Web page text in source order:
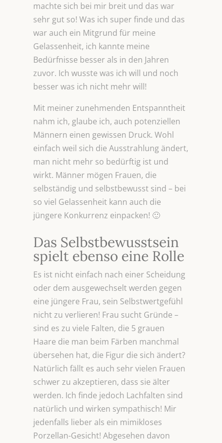
machte sich bei mir breit und das war
sehr gut so! Was ich super finde und das
war auch ein Mitgrund für meine
Gelassenheit, ich kannte meine
Bedürfnisse besser als in den Jahren
zuvor. Ich wusste was ich will und noch
besser was ich nicht mehr will!
Mit meiner zunehmenden Entspanntheit
nahm ich, glaube ich, auch potenziellen
Männern einen gewissen Druck. Wohl
einfach weil sich die Ausstrahlung ändert,
man nicht mehr so bedürftig ist und
wirkt. Männer mögen Frauen, die
selbständig und selbstbewusst sind – bei
so viel Gelassenheit kann auch die
jüngere Konkurrenz einpacken! 🙂
Das Selbstbewusstsein
spielt ebenso eine Rolle
Es ist nicht einfach nach einer Scheidung
oder dem ausgewechselt werden gegen
eine jüngere Frau, sein Selbstwertgefühl
nicht zu verlieren! Frau sucht Gründe –
sind es zu viele Falten, die 5 grauen
Haare die man beim Färben manchmal
übersehen hat, die Figur die sich ändert?
Natürlich fällt es auch sehr vielen Frauen
schwer zu akzeptieren, dass sie älter
werden. Ich finde jedoch Lachfalten sind
natürlich und wirken sympathisch! Mir
jedenfalls lieber als ein mimikloses
Porzellan-Gesicht! Abgesehen davon